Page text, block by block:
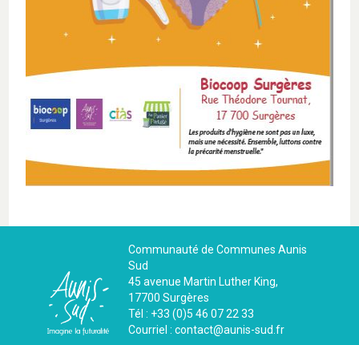
Communauté de Communes Aunis
Sud
45 avenue Martin Luther King,
17700 Surgères
Tél : +33 (0)5 46 07 22 33
Courriel : contact@aunis-sud.fr